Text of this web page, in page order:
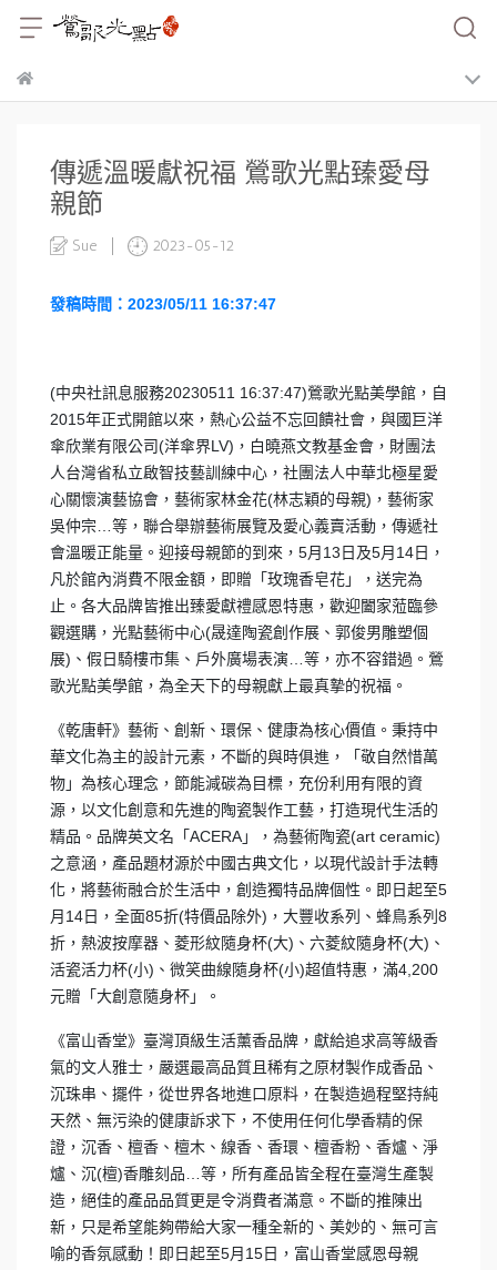
傳遞溫暖獻祝福 鶯歌光點臻愛母
親節
Sue 2023-05-12
發稿時間：2023/05/11 16:37:47
(中央社訊息服務20230511 16:37:47)鶯歌光點美學館，自
2015年正式開館以來，熱心公益不忘回饋社會，與國巨洋
傘欣業有限公司(洋傘界LV)，白曉燕文教基金會，財團法
人台灣省私立啟智技藝訓練中心，社團法人中華北極星愛
心關懷演藝協會，藝術家林金花(林志穎的母親)，藝術家
吳仲宗…等，聯合舉辦藝術展覽及愛心義賣活動，傳遞社
會溫暖正能量。迎接母親節的到來，5月13日及5月14日，
凡於館內消費不限金額，即贈「玫瑰香皂花」，送完為
止。各大品牌皆推出臻愛獻禮感恩特惠，歡迎闔家蒞臨參
觀選購，光點藝術中心(晟達陶瓷創作展、郭俊男雕塑個
展)、假日騎樓市集、戶外廣場表演…等，亦不容錯過。鶯
歌光點美學館，為全天下的母親獻上最真摯的祝福。
《乾唐軒》藝術、創新、環保、健康為核心價值。秉持中
華文化為主的設計元素，不斷的與時俱進，「敬自然惜萬
物」為核心理念，節能減碳為目標，充份利用有限的資
源，以文化創意和先進的陶瓷製作工藝，打造現代生活的
精品。品牌英文名「ACERA」，為藝術陶瓷(art ceramic)
之意涵，產品題材源於中國古典文化，以現代設計手法轉
化，將藝術融合於生活中，創造獨特品牌個性。即日起至5
月14日，全面85折(特價品除外)，大豐收系列、蜂鳥系列8
折，熱波按摩器、菱形紋隨身杯(大)、六菱紋隨身杯(大)、
活瓷活力杯(小)、微笑曲線隨身杯(小)超值特惠，滿4,200
元贈「大創意隨身杯」。
《富山香堂》臺灣頂級生活薰香品牌，獻給追求高等級香
氣的文人雅士，嚴選最高品質且稀有之原材製作成香品、
沉珠串、擺件，從世界各地進口原料，在製造過程堅持純
天然、無污染的健康訴求下，不使用任何化學香精的保
證，沉香、檀香、檀木、線香、香環、檀香粉、香爐、淨
爐、沉(檀)香雕刻品…等，所有產品皆全程在臺灣生產製
造，絕佳的產品品質更是令消費者滿意。不斷的推陳出
新，只是希望能夠帶給大家一種全新的、美妙的、無可言
喻的香氛感動！即日起至5月15日，富山香堂感恩母親